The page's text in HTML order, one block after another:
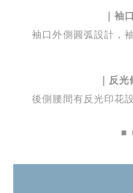
｜ 袖
袖口外側圓弧設計，
｜ 反光
後側腰間有反光印花
■